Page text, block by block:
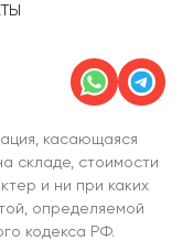
касающаяся
складе, стоимости
и ни при каких
определяемой
кодекса РФ.